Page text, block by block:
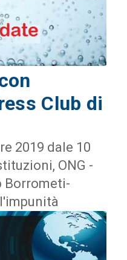
Club di
2019 dale 10
ONG -
Borrometi-